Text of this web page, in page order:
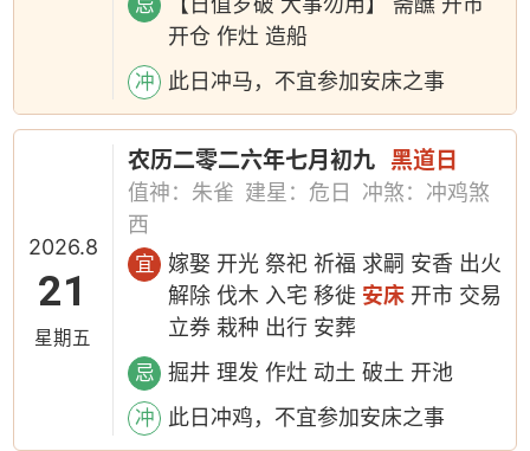
忌
开仓 作灶 造船
冲 此日冲马，不宜参加安床之事
2026.8
21
星期五
农历二零二六年七月初九 黑道日
值神：朱雀 建星：危日
冲煞：冲鸡煞
西
宜
嫁娶 开光 祭祀 祈福 求嗣 安香 出火
解除 伐木 入宅 移徙 安床 开市 交易
立券 栽种 出行 安葬
忌 掘井 理发 作灶 动土 破土 开池
冲 此日冲鸡，不宜参加安床之事